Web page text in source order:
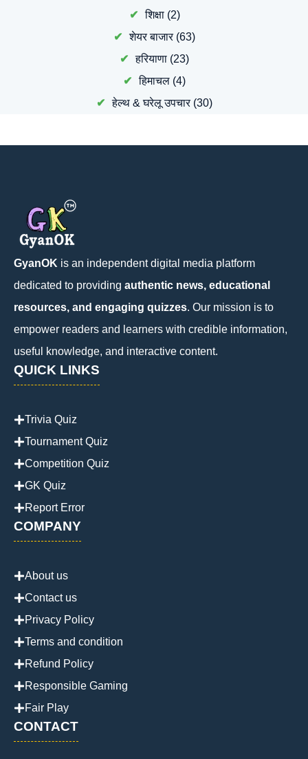
शिक्षा(2)
शेयर बाजार(63)
हरियाणा (23)
हिमाचल (4)
हेल्थ & घरेलू उपचार(30)
GyanOK is an independent digital media platform
dedicated to providing authentic news, educational
resources, and engaging quizzes. Our mission is to
empower readers and learners with credible information,
useful knowledge, and interactive content.
QUICK LINKS
Trivia Quiz
Tournament Quiz
Competition Quiz
GK Quiz
Report Error
COMPANY
About us
Contact us
Privacy Policy
Terms and condition
Refund Policy
Responsible Gaming
Fair Play
CONTACT